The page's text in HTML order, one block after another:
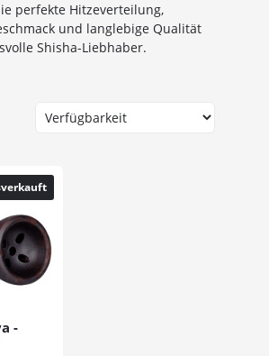
perfekte Hitzeverteilung,
und langlebige Qualität
Shisha-Liebhaber.
-